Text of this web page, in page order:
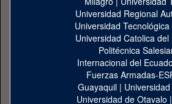
Universidad Regional
Universidad
Universidad Catolica del
Politécnica
Internacional del
Fuerzas Armadas-
Guayaquil|
Universidad de Otavalo |